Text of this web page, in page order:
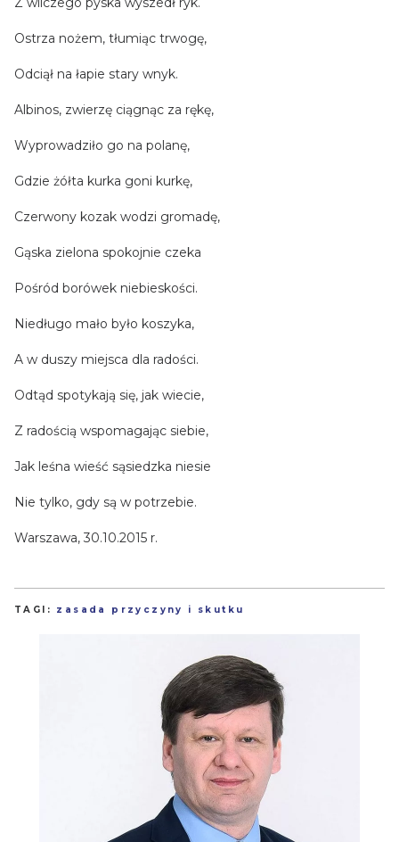
Ostrza nożem, tłumiąc trwogę,
Odciął na łapie stary wnyk.
Albinos, zwierzę ciągnąc za rękę,
Wyprowadziło go na polanę,
Gdzie żółta kurka goni kurkę,
Czerwony kozak wodzi gromadę,
Gąska zielona spokojnie czeka
Pośród borówek niebieskości.
Niedługo mało było koszyka,
A w duszy miejsca dla radości.
Odtąd spotykają się, jak wiecie,
Z radością wspomagając siebie,
Jak leśna wieść sąsiedzka niesie
Nie tylko, gdy są w potrzebie.
Warszawa, 30.10.2015 r.
TAGI: zasada przyczyny i skutku